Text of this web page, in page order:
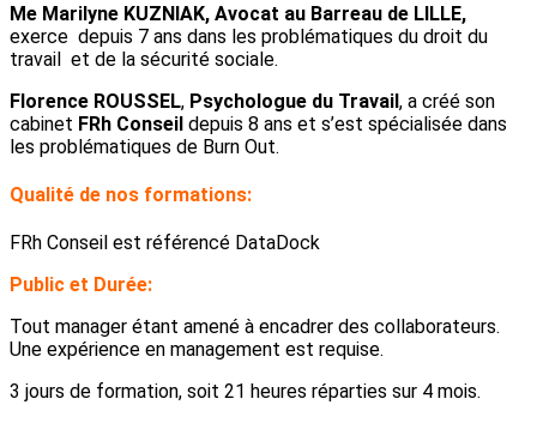
Me Marilyne KUZNIAK, Avocat au Barreau de LILLE,
exerce depuis 7 ans dans les problématiques du droit du
travail et de la sécurité sociale.
Florence ROUSSEL, Psychologue du Travail, a créé son
cabinet FRh Conseil depuis 8 ans et s’est spécialisée dans
les problématiques de Burn Out.
Qualité de nos formations:
FRh Conseil est référencé DataDock
Public et Durée:
Tout manager étant amené à encadrer des collaborateurs.
Une expérience en management est requise.
3 jours de formation, soit 21 heures réparties sur 4 mois.